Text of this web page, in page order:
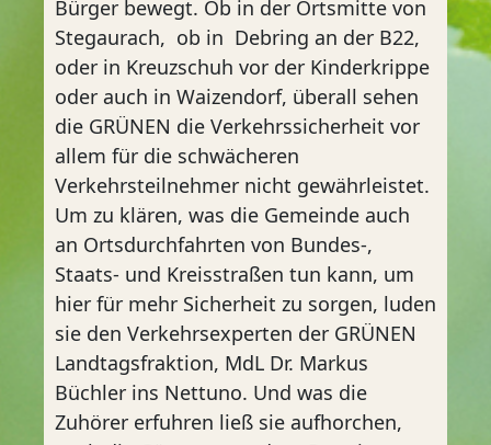
Bürger bewegt. Ob in der Ortsmitte von
Stegaurach, ob in Debring an der B22,
oder in Kreuzschuh vor der Kinderkrippe
oder auch in Waizendorf, überall sehen
die GRÜNEN die Verkehrssicherheit vor
allem für die schwächeren
Verkehrsteilnehmer nicht gewährleistet.
Um zu klären, was die Gemeinde auch
an Ortsdurchfahrten von Bundes-,
Staats- und Kreisstraßen tun kann, um
hier für mehr Sicherheit zu sorgen, luden
sie den Verkehrsexperten der GRÜNEN
Landtagsfraktion, MdL Dr. Markus
Büchler ins Nettuno. Und was die
Zuhörer erfuhren ließ sie aufhorchen,